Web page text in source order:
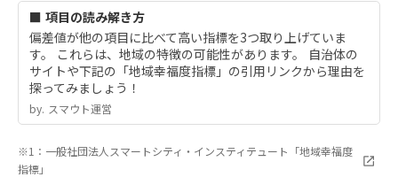
■ 項目の読み解き方
偏差値が他の項目に比べて高い指標を3つ取り上げていま
す。 これらは、地域の特徴の可能性があります。 自治体の
サイトや下記の「地域幸福度指標」の引用リンクから理由を
探ってみましょう！
by.︎ スマウト運営
※1：一般社団法人スマートシティ・インスティテュート「地域幸福度
指標」